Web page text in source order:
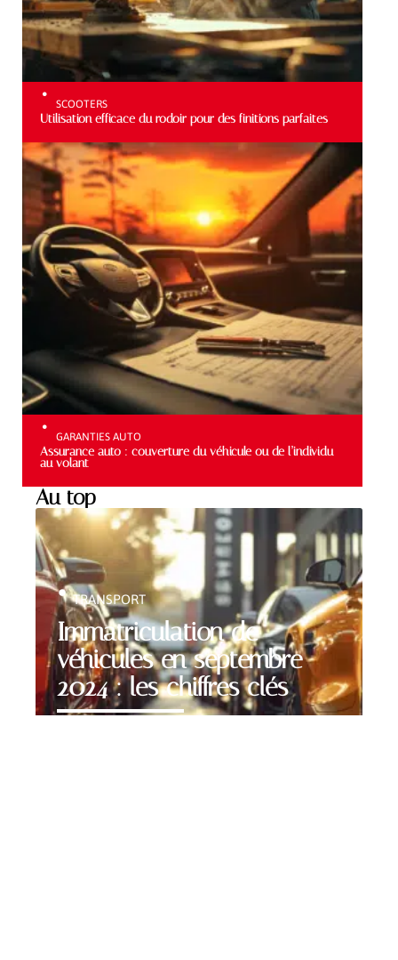
SCOOTERS
Utilisation efficace du rodoir pour des finitions parfaites
GARANTIES AUTO
Assurance auto : couverture du véhicule ou de l’individu
au volant
Au top
Immatriculation de
véhicules en septembre
2024 : les chiffres clés
TRANSPORT